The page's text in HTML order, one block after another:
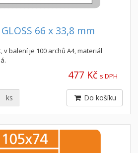
66 x 33,8 mm
v balení je 100 archů A4, materiál
477 Kč s DPH
ks Do košíku